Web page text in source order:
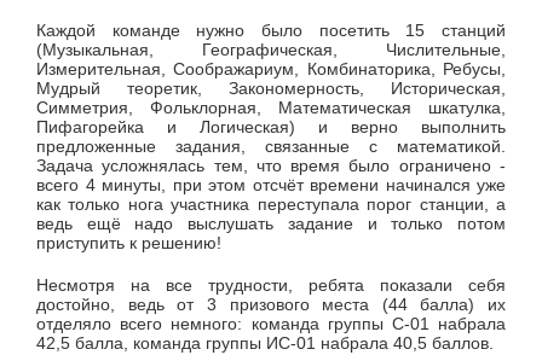
Каждой команде нужно было посетить 15 станций
(Музыкальная, Географическая, Числительные,
Измерительная, Соображариум, Комбинаторика, Ребусы,
Мудрый теоретик, Закономерность, Историческая,
Симметрия, Фольклорная, Математическая шкатулка,
Пифагорейка и Логическая) и верно выполнить
предложенные задания, связанные с математикой.
Задача усложнялась тем, что время было ограничено -
всего 4 минуты, при этом отсчёт времени начинался уже
как только нога участника переступала порог станции, а
ведь ещё надо выслушать задание и только потом
приступить к решению!
Несмотря на все трудности, ребята показали себя
достойно, ведь от 3 призового места (44 балла) их
отделяло всего немного: команда группы С-01 набрала
42,5 балла, команда группы ИС-01 набрала 40,5 баллов.